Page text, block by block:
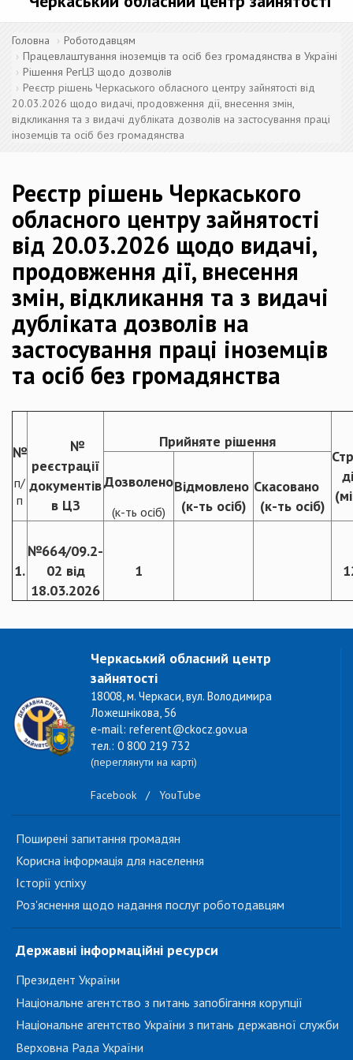
Головна
Роботодавцям
Працевлаштування іноземців та осіб без громадянства в Україні
Рішення РегЦЗ щодо дозволів
Реєстр рішень Черкаського обласного центру зайнятості від
20.03.2026 щодо видачі, продовження дії, внесення змін,
відкликання та з видачі дубліката дозволів на застосування праці
іноземців та осіб без громадянства
Реєстр рішень Черкаського
обласного центру зайнятості
від 20.03.2026 щодо видачі,
продовження дії, внесення
змін, відкликання та з видачі
дубліката дозволів на
застосування праці іноземців
та осіб без громадянства
№
п/
п
№
реєстрації
документів
в ЦЗ
Прийняте рішення
Дозволено
(к-ть осіб)
Відмовлено
(к-ть осіб)
Скасовано
(к-ть осіб)
1.
№664/09.2-
02 від
18.03.2026
1
Черкаський обласний центр
зайнятості
18008, м. Черкаси, вул. Володимира
Ложешнікова, 56
e-mail: referent@ckocz.gov.ua
тел.: 0 800 219 732
(переглянути на карті)
Facebook / YouTube
Поширені запитання громадян
Корисна інформація для населення
Історії успіху
Роз'яснення щодо надання послуг роботодавцям
Державні інформаційні ресурси
Президент України
Національне агентство з питань запобігання корупції
Національне агентство України з питань державної служби
Верховна Рада України